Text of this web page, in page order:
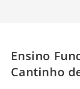
Ensino
Cantinho